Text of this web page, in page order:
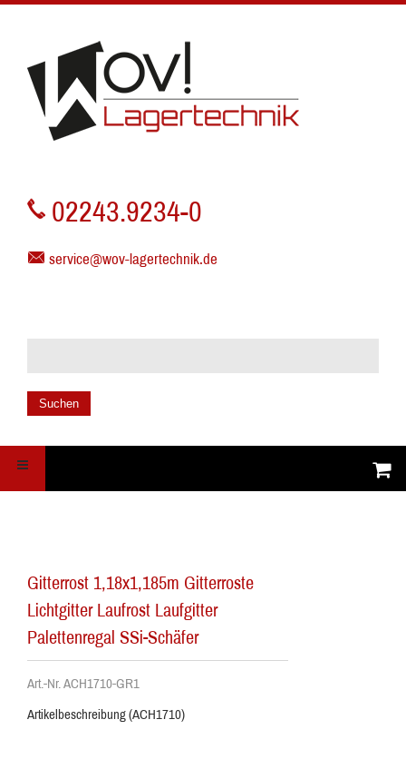
02243.9234-0
service@wov-lagertechnik.de
Suchen
Gitterrost 1,18x1,185m Gitterroste
Lichtgitter Laufrost Laufgitter
Palettenregal SSi-Schäfer
Art.-Nr. ACH1710-GR1
Artikelbeschreibung (ACH1710)